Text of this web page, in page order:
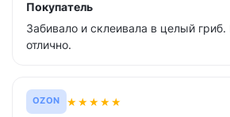
Покупатель
Забивало и склеивала в целый гриб.
отлично.
OZON ★★★★★